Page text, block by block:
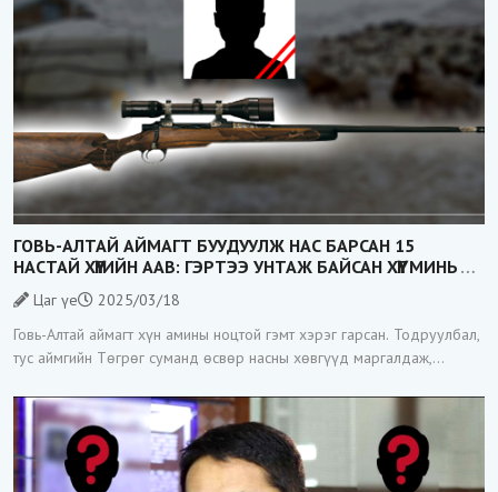
ГОВЬ-АЛТАЙ АЙМАГТ БУУДУУЛЖ НАС БАРСАН 15
НАСТАЙ ХҮҮГИЙН ААВ: ГЭРТЭЭ УНТАЖ БАЙСАН ХҮҮГ МИНЬ
ДУУДАЖ ГАРГААД, БУУДААД ХӨНӨӨЧИХЛӨӨ
Цаг үе
2025/03/18
Говь-Алтай аймагт хүн амины ноцтой гэмт хэрэг гарсан. Тодруулбал,
тус аймгийн Төгрөг суманд өсвөр насны хөвгүүд маргалдаж,
арванхоёрдугаар сарын